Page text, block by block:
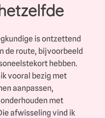
is ontzettend
de route, bijvoorbeeld
hebben.
vooral bezig met
aanpassen,
met
afwisseling vind ik